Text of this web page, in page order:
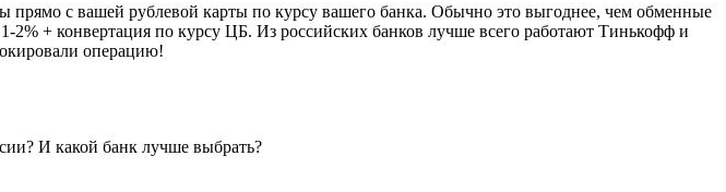
с вашей рублевой карты по курсу вашего банка. Обычно это выгоднее, чем обменные
2% + конвертация по курсу ЦБ. Из российских банков лучше всего работают Тинькофф и
операцию!
И какой банк лучше выбрать?